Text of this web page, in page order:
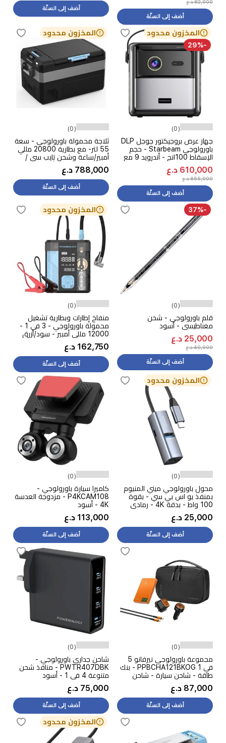
82,000 د.ع
أضف إلى السلّة
أضف إلى السلّة
المخزون محدود
-29%
(0)
جهاز عرض بروجيكتور جوجل DLP
باورولوجي Starbeam - حجم
الإسقاط 100انج - أندرويد 9 مع
جوجل تي في - رمادي
610,000 د.ع
855,000 د.ع
أضف إلى السلّة
المخزون محدود
(0)
ثلاجة محمولة باورولوجي - سعة
55 لتر- مع بطارية 20800 مللي
أمبير/ساعة وشحن تايب سي /
الطاقة الشمسية - أسود
788,000 د.ع
أضف إلى السلّة
-37%
(0)
قلم باورولوجي - شحن
مغناطيسي - أسود
25,000 د.ع
40,000 د.ع
أضف إلى السلّة
المخزون محدود
(0)
منفاخ إطارات وبطارية تشغيل
محمولة باورولوجي - 3 في 1 -
12000 مللي أمبير - سود/أزرق
162,750 د.ع
أضف إلى السلّة
المخزون محدود
(0)
محول باورولوجي ميني المنيوم
بمنفذ يو اس بي سي - بقوة
100 واط - بدقة 4K - رمادي
25,000 د.ع
أضف إلى السلّة
(0)
كاميرا سيارة باورولوجي -
P4KCAM108 - مزدوجة العدسة
4K - أسود
113,000 د.ع
أضف إلى السلّة
(0)
مجموعة باورولوجي نيرفانو 5
في 1 PPBCHA121BKOG - بنك
طاقة - شاحن سيارة - شاحن
جداري - كابل شحن - حقيبة
صغيرة
87,000 د.ع
أضف إلى السلّة
(0)
شاحن جداري باورولوجي -
PWTR407DBK - منافذ شحن
متنوعة 4 في 1 - أسود
75,000 د.ع
أضف إلى السلّة
المخزون محدود